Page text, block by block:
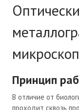
микроскоп
Принцип
В отличие от
проходит сквозь